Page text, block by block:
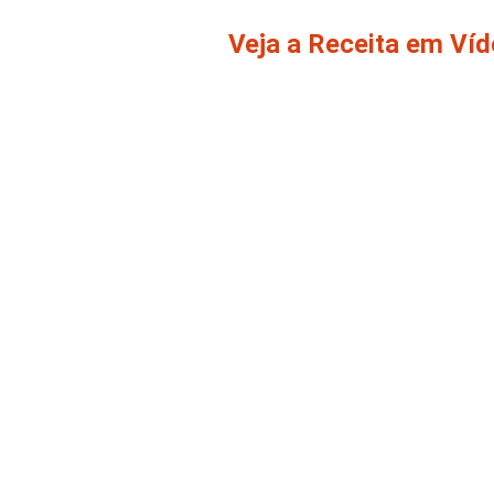
Veja a Receita em